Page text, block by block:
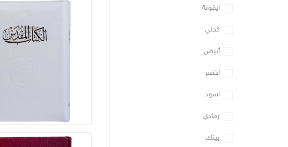
ايقونة
كحلي
أبيض
أخضر
اسود
رمادي
بينك